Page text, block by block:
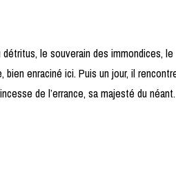
détritus, le souverain des immondices, le
enraciné ici. Puis un jour, il
de l’errance, sa majesté du néant.